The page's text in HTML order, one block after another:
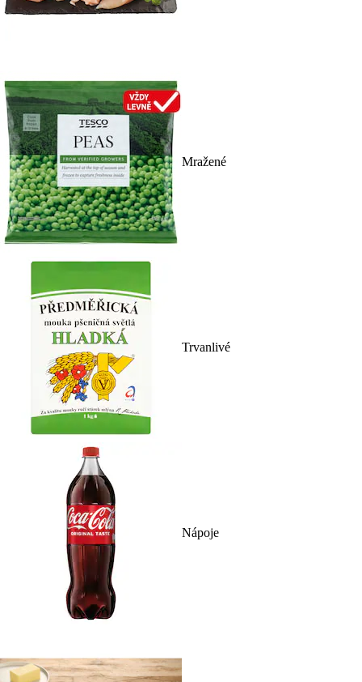
Mražené
Trvanlivé
Nápoje